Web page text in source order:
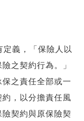
定義，「保險人以
之契約行為。」
之責任全部或一
，以分擔責任風
契約與原保險契